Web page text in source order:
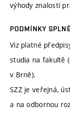
výhody znalosti
PODMÍNKY
Viz platné
studia na fakultě
v Brně).
SZZ je veřejná,
a na odbornou